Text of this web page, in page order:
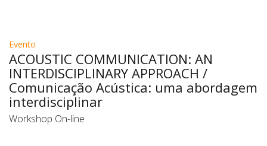
Evento
ACOUSTIC COMMUNICATION: AN
INTERDISCIPLINARY APPROACH /
Comunicação Acústica: uma abordagem
interdisciplinar
Workshop On-line